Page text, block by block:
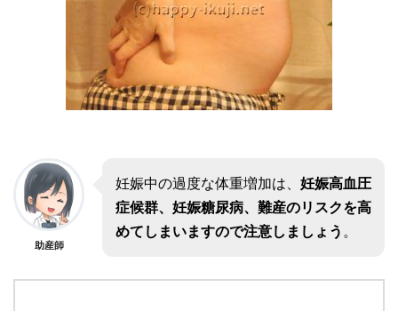
助産師
妊娠中の過度な体重増加は、 妊娠高血圧
症候群、妊娠糖尿病、難産のリスクを高
めてしまいますので注意しましょう 。